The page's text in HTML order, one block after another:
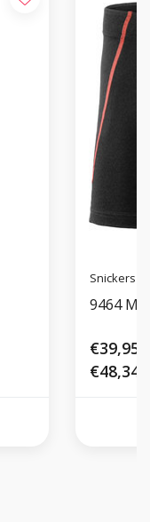
Snickers
9464
€39,95
€48,34